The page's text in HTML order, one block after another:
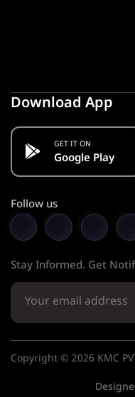
Download App
GET IT ON
Google Play
Follow us
Stay Informed. Get
Copyright © 2026 KMC